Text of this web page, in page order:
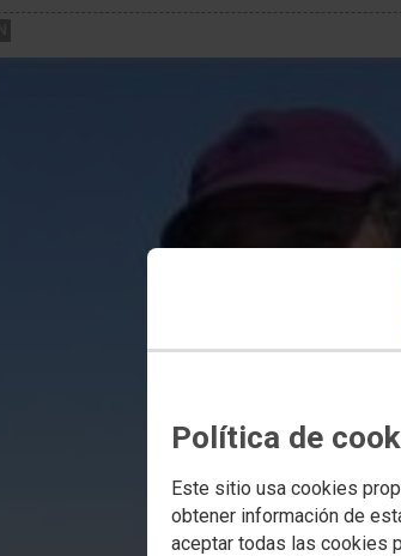
Política de
Este sitio usa cookies
obtener información de
aceptar todas las cookies